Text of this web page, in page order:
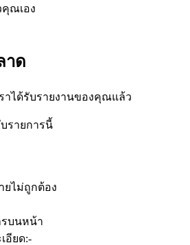
คุณเอง
าด
าได้รับรายงานของคุณแล้ว
รายการนี้
ยไม่ถูกต้อง
บนหน้า
อียด:-